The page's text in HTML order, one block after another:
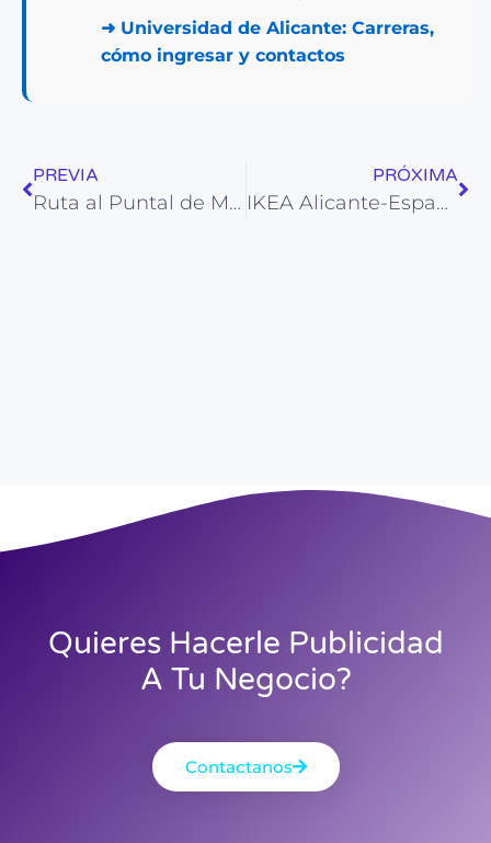
➜ Universidad de Alicante: Carreras,
cómo ingresar y contactos
PREVIA
Ruta al Puntal de Matamoros (Crevillent)
PRÓXIMA
IKEA Alicante-Espacio de Planificación: Dirección y horarios
Quieres Hacerle Publicidad
A Tu Negocio?
Contactanos